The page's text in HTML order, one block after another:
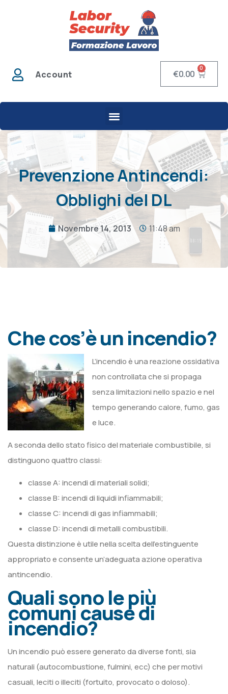
Account €0.00
0
Prevenzione Antincendi:
Obblighi del DL
Novembre 14, 2013 11:48 am
Che cos’è un incendio?
L’incendio è una reazione ossidativa
non controllata che si propaga
senza limitazioni nello spazio e nel
tempo generando calore, fumo, gas
e luce.
A seconda dello stato fisico del materiale combustibile, si
distinguono quattro classi:
classe A: incendi di materiali solidi;
classe B: incendi di liquidi infiammabili;
classe C: incendi di gas infiammabili;
classe D: incendi di metalli combustibili.
Questa distinzione è utile nella scelta dell’estinguente
appropriato e consente un’adeguata azione operativa
antincendio.
Quali sono le più
comuni cause di
incendio?
Un incendio può essere generato da diverse fonti, sia
naturali (autocombustione, fulmini, ecc) che per motivi
casuali, leciti o illeciti (fortuito, provocato o doloso).